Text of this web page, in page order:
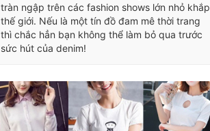
tràn ngập trên các fashion shows lớn nhỏ khắp
thế giới. Nếu là một tín đồ đam mê thời trang
thì chắc hẳn bạn không thể làm bỏ qua trước
sức hút của denim!